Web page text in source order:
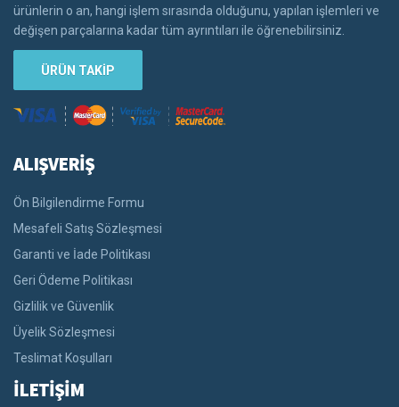
ürünlerin o an, hangi işlem sırasında olduğunu, yapılan işlemleri ve
değişen parçalarına kadar tüm ayrıntıları ile öğrenebilirsiniz.
ÜRÜN TAKİP
ALIŞVERİŞ
Ön Bilgilendirme Formu
Mesafeli Satış Sözleşmesi
Garanti ve İade Politikası
Geri Ödeme Politikası
Gizlilik ve Güvenlik
Üyelik Sözleşmesi
Teslimat Koşulları
İLETİŞİM